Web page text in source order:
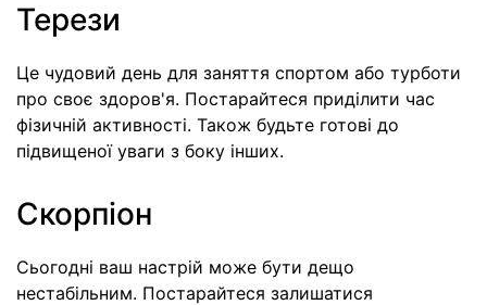
Терези
Це чудовий день для заняття спортом або турботи
про своє здоров'я. Постарайтеся приділити час
фізичній активності. Також будьте готові до
підвищеної уваги з боку інших.
Скорпіон
Сьогодні ваш настрій може бути дещо
нестабільним. Постарайтеся залишатися